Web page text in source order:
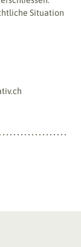
Situation